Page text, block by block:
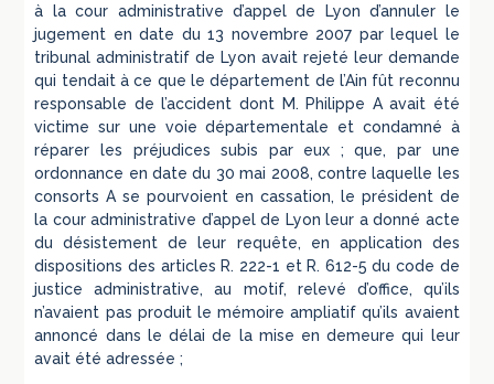
à la cour administrative d’appel de Lyon d’annuler le
jugement en date du 13 novembre 2007 par lequel le
tribunal administratif de Lyon avait rejeté leur demande
qui tendait à ce que le département de l’Ain fût reconnu
responsable de l’accident dont M. Philippe A avait été
victime sur une voie départementale et condamné à
réparer les préjudices subis par eux ; que, par une
ordonnance en date du 30 mai 2008, contre laquelle les
consorts A se pourvoient en cassation, le président de
la cour administrative d’appel de Lyon leur a donné acte
du désistement de leur requête, en application des
dispositions des articles R. 222-1 et R. 612-5 du code de
justice administrative, au motif, relevé d’office, qu’ils
n’avaient pas produit le mémoire ampliatif qu’ils avaient
annoncé dans le délai de la mise en demeure qui leur
avait été adressée ;